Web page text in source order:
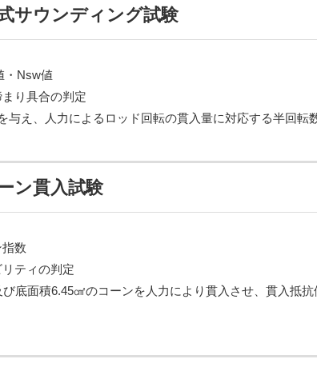
サウンディング試験
・Nsw値
り具合の判定
与え、人力によるロッド回転の貫入量に対応する半回転
ン貫入試験
数
ティの判定
底面積6.45㎠のコーンを人力により貫入させ、貫入抵